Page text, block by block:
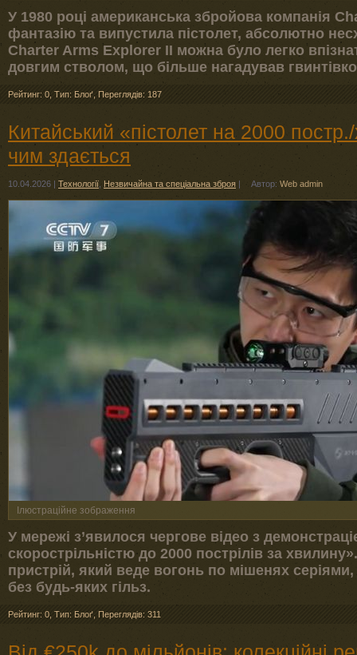
У 1980 році американська збройова компанія
фантазію та випустила пістолет, абсолютно
Charter Arms Explorer II можна було легко
довгим стволом, що більше нагадував
Рейтинг: 0 Тип: Блоґ Переглядів: 187
Китайський «пістолет на 2000
чим здається
10.04.2026 | Технології Незвичайна та спеціальна зброя | Автор: Web admin
Ілюстраційне зображення
У мережі з’явилося чергове відео з
скорострільністю до 2000 пострілів за
пристрій, який веде вогонь по мішенях серіями,
без будь-яких гільз.
Рейтинг: 0 Тип: Блоґ Переглядів: 311